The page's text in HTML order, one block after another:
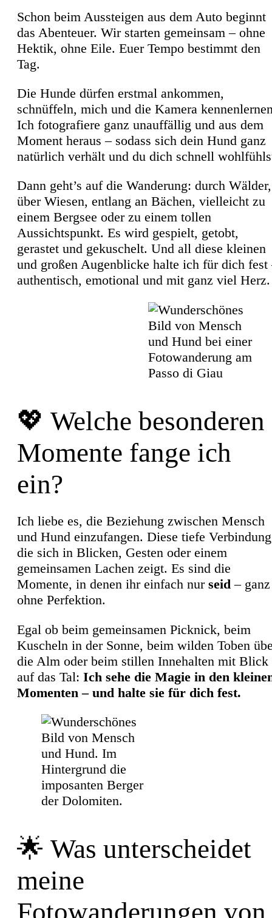
Schon beim Aussteigen aus dem Auto beginnt
das Abenteuer. Wir starten gemeinsam – ohne
Hektik, ohne Eile. Euer Tempo bestimmt den
Tag.
Die Hunde dürfen erstmal ankommen,
schnüffeln, mich und die Kamera
Ich fotografiere ganz unauffällig und aus dem
Moment heraus – sodass sich dein Hund ganz
natürlich verhält und du dich schnell
Dann geht’s auf die Wanderung: durch Wälder,
über Wiesen, entlang an Bächen, vielleicht zu
einem Bergsee oder zu einem tollen
Aussichtspunkt. Es wird gespielt, getobt,
gerastet und gekuschelt. Und all diese kleinen
und großen Augenblicke halte ich für dich fest
authentisch, emotional und mit ganz viel Herz.
💖 Welche besonderen
Momente fange ich
ein?
Ich liebe es, die Beziehung zwischen Mensch
und Hund einzufangen. Diese tiefe
die sich in Blicken, Gesten oder einem
gemeinsamen Lachen zeigt. Es sind die
Momente, in denen ihr einfach nur seid – ganz
ohne Perfektion.
Egal ob beim gemeinsamen Picknick, beim
Kuscheln in der Sonne, beim wilden Toben
die Alm oder beim stillen Innehalten mit Blick
auf das Tal: Ich sehe die Magie in den
Momenten – und halte sie für dich fest.
🌟 Was unterscheidet
meine
Fotowanderungen von